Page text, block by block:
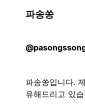
파송쏭
파송쏭입니다.
유해드리고 있